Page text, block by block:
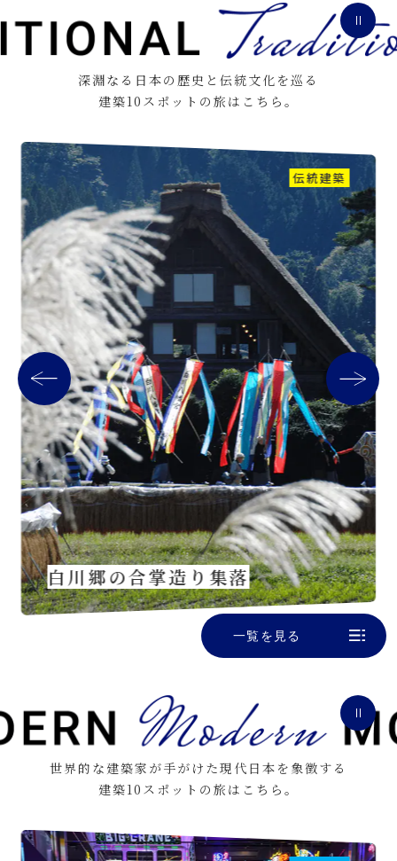
深淵なる日本の歴史と伝統文化を巡る
建築10スポットの旅はこちら。
伝統建築
白川郷の合掌造り集落
一覧を見る
世界的な建築家が手がけた現代日本を象徴する
建築10スポットの旅はこちら。